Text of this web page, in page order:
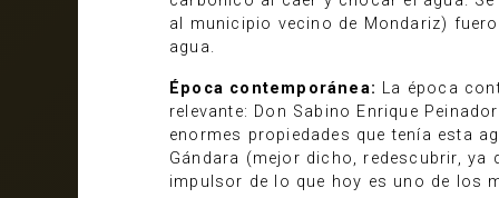
al municipio vecino de Mondariz)
agua.
Época contemporánea: La época
relevante: Don Sabino Enrique
enormes propiedades que tenía esta
Gándara (mejor dicho, redescubrir, ya
impulsor de lo que hoy es uno de los